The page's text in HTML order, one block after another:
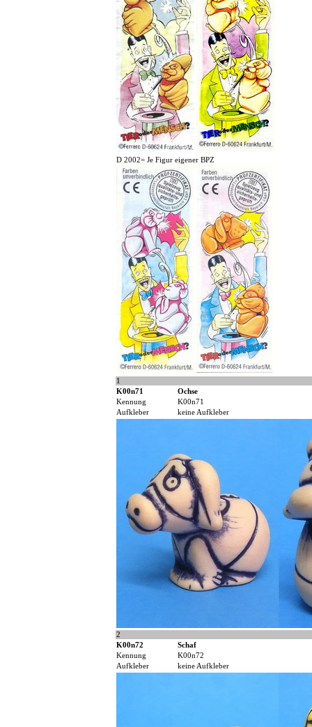
D 2002= Je Figur eigener BPZ
1
K00n71
Ochse
Kennung
K00n71
Aufkleber
keine Aufkleber
2
K00n72
Schaf
Kennung
K00n72
Aufkleber
keine Aufkleber